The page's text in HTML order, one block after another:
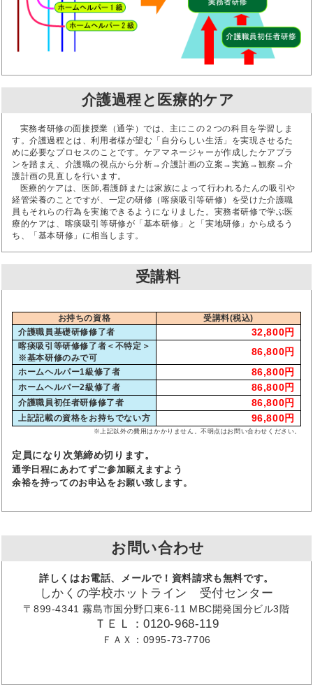
介護過程と医療的ケア
実務者研修の面接授業（通学）では、主にこの２つの科目を学習しま
す。介護過程とは、利用者様が望む「自分らしい生活」を実現させるた
めに必要なプロセスのことです。ケアマネージャーが作成したケアプラ
ンを踏まえ、介護職の視点から分析→介護計画の立案→実施→観察→介
護計画の見直しを行います。
医療的ケアは、医師,看護師または家族によって行われるたんの吸引や
経管栄養のことですが、一定の研修（喀痰吸引等研修）を受けた介護職
員もそれらの行為を実施できるようになりました。実務者研修で学ぶ医
療的ケアは、喀痰吸引等研修が「基本研修」と「実地研修」から成るう
ち、「基本研修」に相当します。
受講料
お持ちの資格
受講料(税込)
介護職員基礎研修修了者
32,800円
喀痰吸引等研修修了者＜不特定＞
※基本研修のみで可
86,800円
ホームヘルパー1級修了者 86,800円
ホームヘルパー2級修了者 86,800円
介護職員初任者研修修了者 86,800円
上記記載の資格をお持ちでない方 96,800円
※上記以外の費用はかかりません。不明点はお問い合わせください。
定員になり次第締め切ります。
通学日程にあわてずご参加願えますよう
余裕を持ってのお申込をお願い致します。
お問い合わせ
詳しくはお電話、メールで！資料請求も無料です。
しかくの学校ホットライン 受付センター
〒899-4341 霧島市国分野口東6-11 MBC開発国分ビル3階
ＴＥＬ：0120-968-119
ＦＡＸ：0995-73-7706